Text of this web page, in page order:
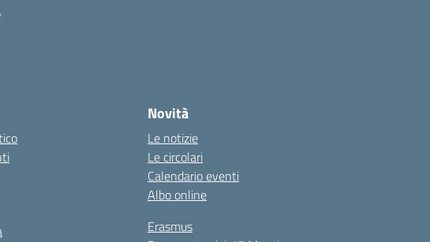
Novità
Le notizie
Le circolari
Calendario eventi
Albo online
Erasmus